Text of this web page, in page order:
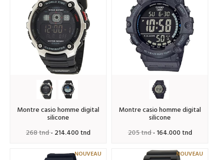
montre casio homme digital
silicone
268 tnd- 214.400 tnd
montre casio homme digital
silicone
205 tnd- 164.000 tnd
NOUVEAU NOUVEAU